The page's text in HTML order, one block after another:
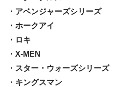
・アベンジャーズシリーズ
・ホークアイ
・ロキ
・X-MEN
・スター・ウォーズシリーズ
・キングスマン